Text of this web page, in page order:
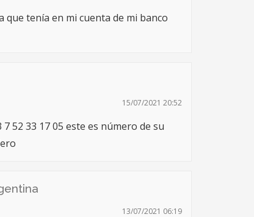
que tenía en mi cuenta de mi banco
15/07/2021 20:52
52 33 17 05 este es número de su
13/07/2021 06:19